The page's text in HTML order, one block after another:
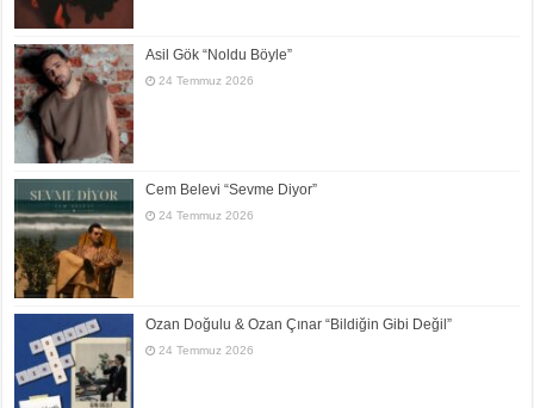
Asil Gök “Noldu Böyle”
24 Temmuz 2026
Cem Belevi “Sevme Diyor”
24 Temmuz 2026
Ozan Doğulu & Ozan Çınar “Bildiğin Gibi Değil”
24 Temmuz 2026